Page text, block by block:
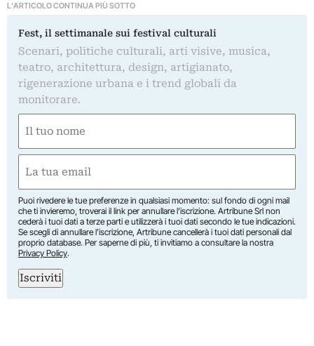
L'ARTICOLO CONTINUA PIÙ SOTTO
Fest, il settimanale sui festival culturali
Scenari, politiche culturali, arti visive, musica,
teatro, architettura, design, artigianato,
rigenerazione urbana e i trend globali da
monitorare.
(Obbligatorio)
Nome
(Obbligatorio)
Puoi rivedere le tue preferenze in qualsiasi momento: sul fondo di ogni mail
che ti invieremo, troverai il link per annullare l’iscrizione. Artribune Srl non
cederà i tuoi dati a terze parti e utilizzerà i tuoi dati secondo le tue indicazioni.
Se scegli di annullare l’iscrizione, Artribune cancellerà i tuoi dati personali dal
proprio database. Per saperne di più, ti invitiamo a consultare la nostra
Privacy Policy.
Iscriviti